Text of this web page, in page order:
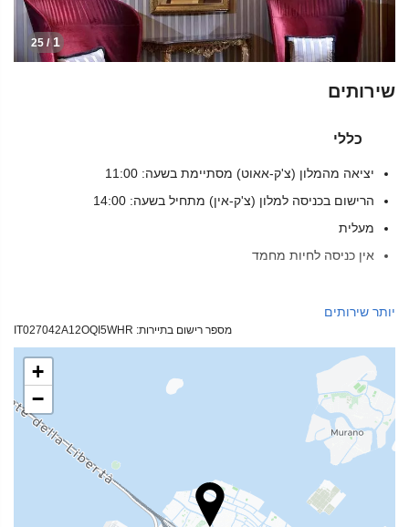
1
/ 25
שירותים
כללי
יציאה מהמלון (צ'ק-אאוט) מסתיימת בשעה: 11:00
הרישום בכניסה למלון (צ'ק-אין) מתחיל בשעה: 14:00
מעלית
אין כניסה לחיות מחמד
בר
בית קפה באתר
שירותי קבלה
אחסון מטען
יותר שירותים
מספר רישום בתיירות: IT027042A12OQI5WHR
+
−